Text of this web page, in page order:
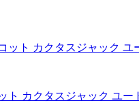
カクタスジャック ユー